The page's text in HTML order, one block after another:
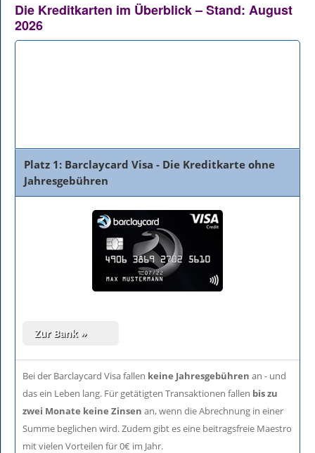
Die Kreditkarten im Überblick – Stand: August
2026
Platz 1: Barclaycard Visa - Die Kreditkarte ohne
Jahresgebühren
Bei der Barclaycard Visa fallen keine Jahresgebühren an - und
das ein Leben lang. Für getätigten Transaktionen fallen bis zu
zwei Monate keine Zinsen an, wenn die Abrechnung in einer
Summe beglichen wird. Zudem gibt es eine beitragsfreie Maestro
mit vielen Vorteilen für 0€ im Jahr.